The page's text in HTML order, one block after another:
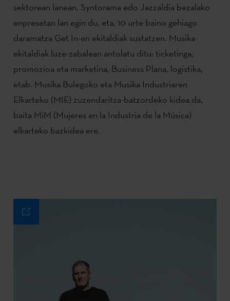
sektorean lanean. Syntorama edo Jazzaldia bezalako
enpresetan lan egin du, eta, 10 urte baino gehiago
daramatza Get In-en ekitaldiak sustatzen. Musika-
ekitaldiak luze-zabalean antolatu ditu: ticketinga,
promozioa eta marketina, Business Plana, logistika,
etab. Musika Bulegoko eta Musika Industriaren
Elkarteko (MIE) zuzendaritza-batzordeko kidea da,
baita MiM (Mujeres en la Industria de la Música)
elkarteko bazkidea ere.